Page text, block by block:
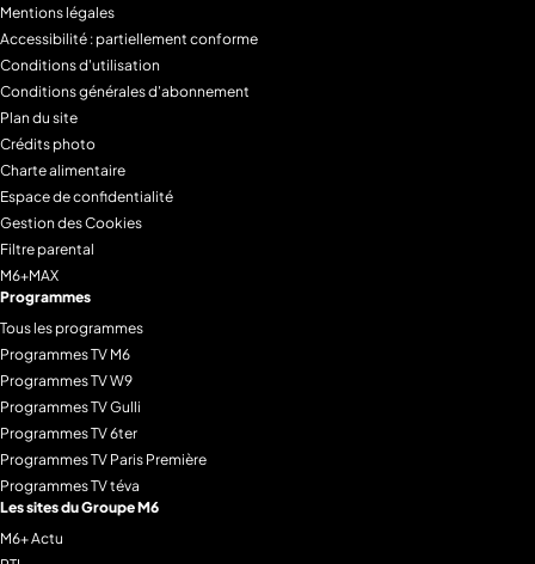
Mentions légales
Accessibilité : partiellement conforme
Conditions d'utilisation
Conditions générales d'abonnement
Plan du site
Crédits photo
Charte alimentaire
Espace de confidentialité
Gestion des Cookies
Filtre parental
M6+MAX
Programmes
Tous les programmes
Programmes TV M6
Programmes TV W9
Programmes TV Gulli
Programmes TV 6ter
Programmes TV Paris Première
Programmes TV téva
Les sites du Groupe M6
M6+ Actu